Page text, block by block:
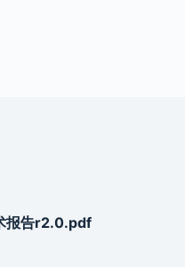
报告r2.0.pdf